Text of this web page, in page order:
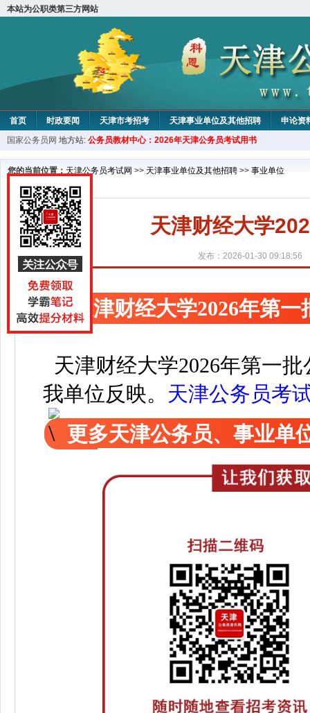
本站为公职类第三方网站
首页 时政要闻 天津市考招考 天津事业单位及其他招聘 申论资
教材中心
国家公务员网 地方站: 公务员教材中心：2026年天津公务员考试用书
您的当前位置： 天津公务员考试网 >> 天津事业单位及其他招聘 >> 事业单位
天津财经大学
发布：2026-01-30 09:18:56
天津财经大学2026年第
天津财经大学2026年第一
我单位反映。 天津公务员考
更多天津公务员、事业单